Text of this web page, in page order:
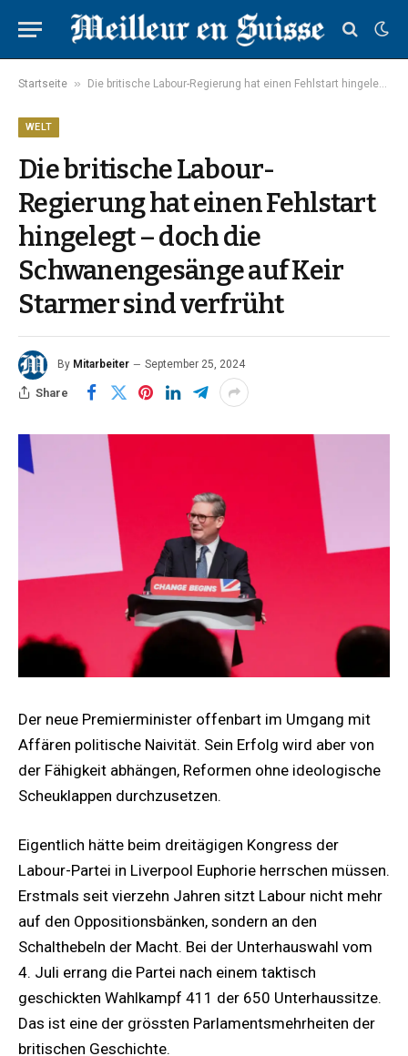
Startseite » Die britische Labour-Regierung hat einen Fehlstart hingelegt – doch die Schwanengesänge auf Keir Starmer sind verfrüht
WELT
Die britische Labour-
Regierung hat einen Fehlstart
hingelegt – doch die
Schwanengesänge auf Keir
Starmer sind verfrüht
By Mitarbeiter September 25, 2024
Share
Der neue Premierminister offenbart im Umgang mit
Affären politische Naivität. Sein Erfolg wird aber von
der Fähigkeit abhängen, Reformen ohne ideologische
Scheuklappen durchzusetzen.
Eigentlich hätte beim dreitägigen Kongress der
Labour-Partei in Liverpool Euphorie herrschen müssen.
Erstmals seit vierzehn Jahren sitzt Labour nicht mehr
auf den Oppositionsbänken, sondern an den
Schalthebeln der Macht. Bei der Unterhauswahl vom
4. Juli errang die Partei nach einem taktisch
geschickten Wahlkampf 411 der 650 Unterhaussitze.
Das ist eine der grössten Parlamentsmehrheiten der
britischen Geschichte.